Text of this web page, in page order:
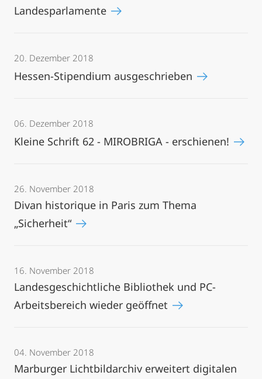
Landesparlamente
20. Dezember 2018
Hessen-Stipendium ausgeschrieben
06. Dezember 2018
Kleine Schrift 62 - MIROBRIGA - erschienen!
26. November 2018
Divan historique in Paris zum Thema
„Sicherheit“
16. November 2018
Landesgeschichtliche Bibliothek und PC-
Arbeitsbereich wieder geöffnet
04. November 2018
Marburger Lichtbildarchiv erweitert digitalen